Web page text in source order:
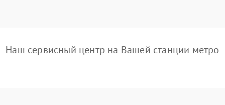
Наш сервисный центр на Вашей станции метро